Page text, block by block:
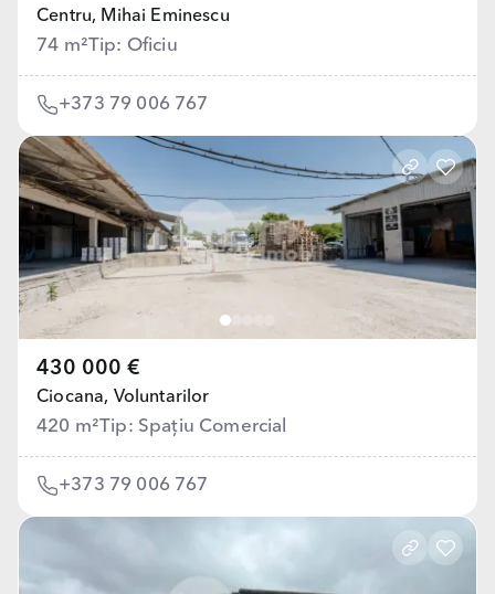
Centru, Mihai Eminescu
74 m²Tip: Oficiu
+373 79 006 767
430 000 €
Ciocana, Voluntarilor
420 m²Tip: Spațiu Comercial
+373 79 006 767